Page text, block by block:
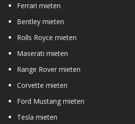
Ferrari mieten
Bentley mieten
Rolls Royce mieten
Maserati mieten
Range Rover mieten
Corvette mieten
Ford Mustang mieten
Tesla mieten